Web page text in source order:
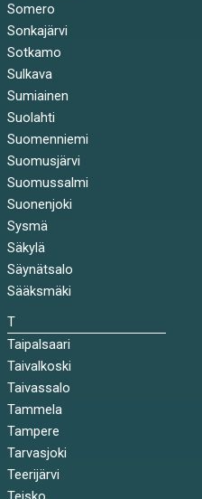
Somero
Sonkajärvi
Sotkamo
Sulkava
Sumiainen
Suolahti
Suomenniemi
Suomusjärvi
Suomussalmi
Suonenjoki
Sysmä
Säkylä
Säynätsalo
Sääksmäki
T
Taipalsaari
Taivalkoski
Taivassalo
Tammela
Tampere
Tarvasjoki
Teerijärvi